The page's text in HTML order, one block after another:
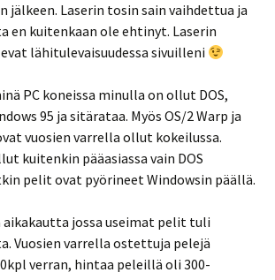
jälkeen. Laserin tosin sain vaihdettua ja
en kuitenkaan ole ehtinyt. Laserin
lähitulevaisuudessa sivuilleni
PC koneissa minulla on ollut DOS,
95 ja sitärataa. Myös OS/2 Warp ja
vuosien varrella ollut kokeilussa.
kuitenkin pääasiassa vain DOS
pelit ovat pyörineet Windowsin päällä.
aikakautta jossa useimat pelit tuli
Vuosien varrella ostettuja pelejä
verran, hintaa peleillä oli 300-